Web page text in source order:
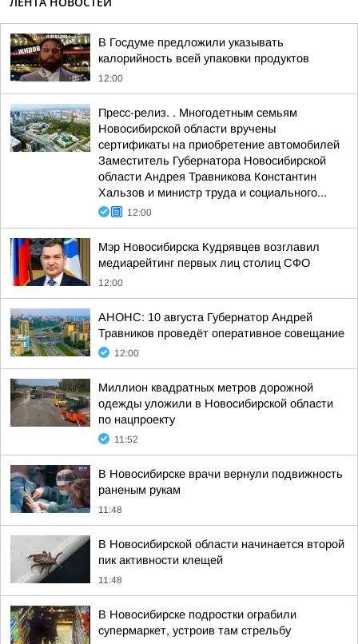
В Госдуме предложили указывать
калорийность всей упаковки продуктов
12:00
Пресс-релиз. . Многодетным семьям
Новосибирской области вручены
сертификаты на приобретение автомобилей
Заместитель Губернатора Новосибирской
области Андрея Травникова Константин
Хальзов и министр труда и социального...
12:00
Мэр Новосибирска Кудрявцев возглавил
медиарейтинг первых лиц столиц СФО
12:00
АНОНС: 10 августа Губернатор Андрей
Травников проведёт оперативное совещание
12:00
Миллион квадратных метров дорожной
одежды уложили в Новосибирской области
по нацпроекту
11:52
В Новосибирске врачи вернули подвижность
раненым рукам
11:48
В Новосибирской области начинается второй
пик активности клещей
11:48
В Новосибирске подростки ограбили
супермаркет, устроив там стрельбу